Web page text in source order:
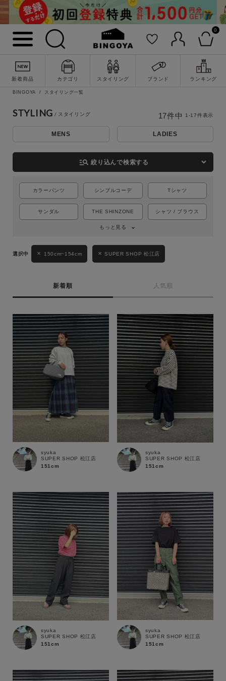
0
新着商品 カテゴリ スタイリング ブランド ランキング
詳細検索
キーワード
性別
MENS LADIES KIDS
カテゴリ
BINGOYA スタイリング一覧
STYLING
MENS LADIES
manage_search 絞り込んで検索する
カラーパンツ シンプルコーデ Tシャツ
サンダル THE SHINZONE シャツ / ブラウス
もっと見る
150cm~154cm SUPER SHOP 松江店
新着順 人気順
17件中 1-17件表示
syuka
SUPER SHOP 松江店
151cm
syuka
SUPER SHOP 松江店
151cm
syuka
SUPER SHOP 松江店
151cm
syuka
SUPER SHOP 松江店
151cm